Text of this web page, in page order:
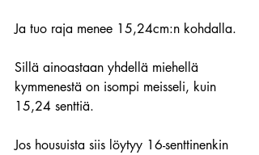
Ja tuo raja menee 15,24cm:n kohdalla.
Sillä ainoastaan yhdellä miehellä
kymmenestä on isompi meisseli, kuin
15,24 senttiä.
Jos housuista siis löytyy 16-senttinenkin